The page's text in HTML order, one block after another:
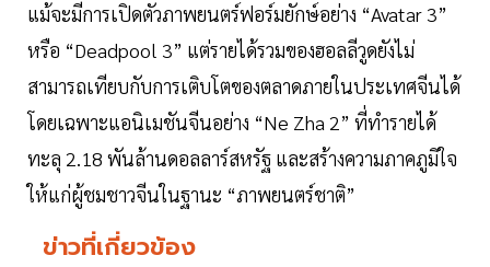
แม้จะมีการเปิดตัวภาพยนตร์ฟอร์มยักษ์อย่าง “Avatar 3”
หรือ “Deadpool 3” แต่รายได้รวมของฮอลลีวูดยังไม่
สามารถเทียบกับการเติบโตของตลาดภายในประเทศจีนได้
โดยเฉพาะแอนิเมชันจีนอย่าง “Ne Zha 2” ที่ทำรายได้
ทะลุ 2.18 พันล้านดอลลาร์สหรัฐ และสร้างความภาคภูมิใจ
ให้แก่ผู้ชมชาวจีนในฐานะ “ภาพยนตร์ชาติ”
ข่าวที่เกี่ยวข้อง